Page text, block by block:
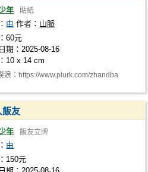
年 貼紙
由 作者： 山脈
60元
期：2025-08-16
10 x 14 cm
浪：https://www.plurk.com/zhandba
飯友
年 飯友立牌
由
150元